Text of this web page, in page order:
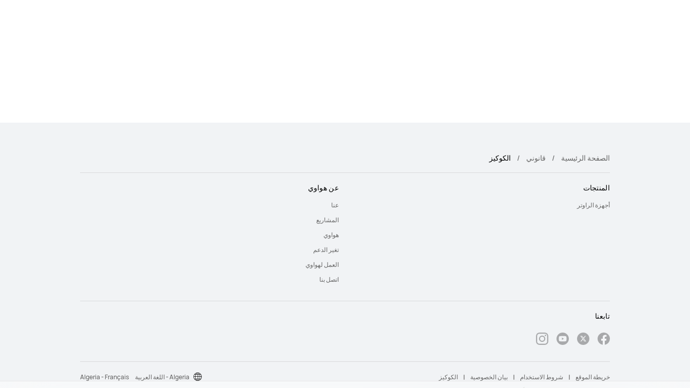
الصفحة الرئيسية قانوني الكوكيز
المنتجات
أجهزة الراوتر
عن هواوي
عنا
المشاريع
هواوي
تغير الدعم
العمل لهواوي
اتصل بنا
تابعنا
خريطة الموقع شروط الاستخدام بيان الخصوصية الكوكيز Algeria - اللغة العربية Algeria - Français